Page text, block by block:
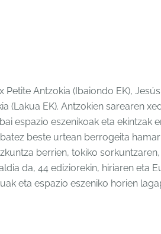
Antzokia (Ibaiondo EK),
(Lakua EK). Antzokien sarearen
espazio eszenikoak eta ekintzak
beste urtean berrogeita
berrien, tokiko
da, 44 ediziorekin, hiriaren eta
eta espazio eszeniko horien